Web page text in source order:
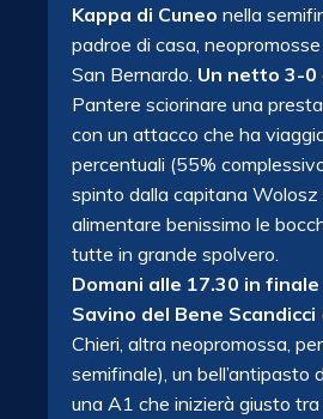
Kappa di Cuneo nella
padroe di casa,
San Bernardo. Un netto 3-0
Pantere sciorinare una
con un attacco che ha
percentuali (55%
spinto dalla capitana Wolosz
alimentare benissimo le
tutte in grande spolvero.
Domani alle 17.30 in
Savino del Bene Scandicci
Chieri, altra neopromossa,
semifinale), un bell’antipasto
una A1 che inizierà giusto